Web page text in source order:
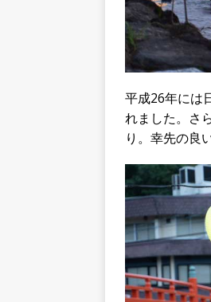
平成26年には
れました。さ
り。幸先の良